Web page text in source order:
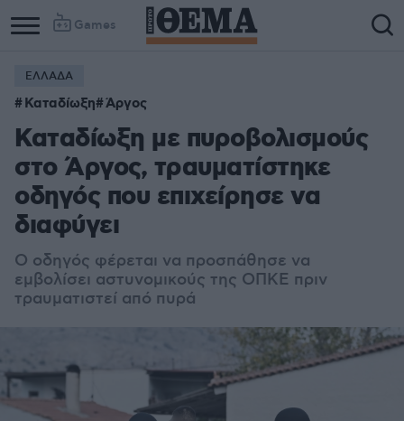
Games
Column
1
Column
2
ΕΛΛΑΔΑ
Καταδίωξη Άργος
Καταδίωξη με πυροβολισμούς
στο Άργος, τραυματίστηκε
οδηγός που επιχείρησε να
διαφύγει
Ο οδηγός φέρεται να προσπάθησε να
εμβολίσει αστυνομικούς της ΟΠΚΕ πριν
τραυματιστεί από πυρά